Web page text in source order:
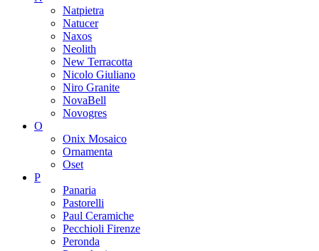
Natpietra
Natucer
Naxos
Neolith
New Terracotta
Nicolo Giuliano
Niro Granite
NovaBell
Novogres
O
Onix Mosaico
Ornamenta
Oset
P
Panaria
Pastorelli
Paul Ceramiche
Pecchioli Firenze
Peronda